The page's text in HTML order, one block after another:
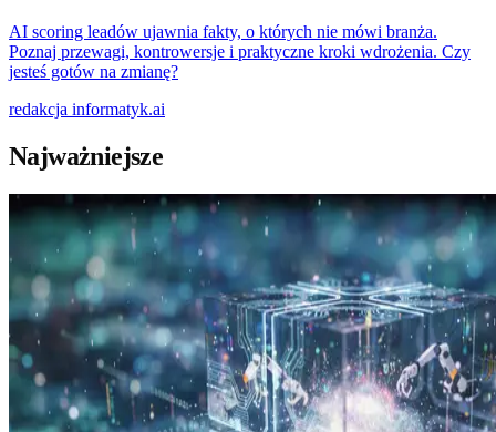
AI scoring leadów ujawnia fakty, o których nie mówi branża.
Poznaj przewagi, kontrowersje i praktyczne kroki wdrożenia. Czy
jesteś gotów na zmianę?
redakcja informatyk.ai
Najważniejsze